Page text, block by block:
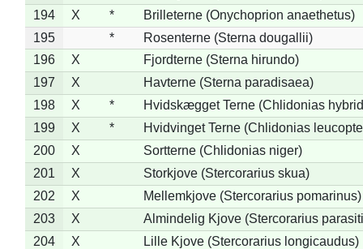
194
X *
Brilleterne (Onychoprion anaethetus)
195
*
Rosenterne (Sterna dougallii)
196
X
Fjordterne (Sterna hirundo)
197
X
Havterne (Sterna paradisaea)
198
X *
Hvidskægget Terne (Chlidonias
199
X *
Hvidvinget Terne (Chlidonias
200
X
Sortterne (Chlidonias niger)
201
X
Storkjove (Stercorarius skua)
202
X
Mellemkjove (Stercorarius pomarinus)
203
X
Almindelig Kjove (Stercorarius
204
X
Lille Kjove (Stercorarius longicaudus)